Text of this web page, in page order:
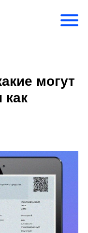
могут